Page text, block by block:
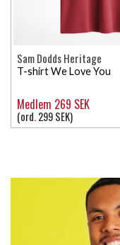
Sam Dodds Heritage
T-shirt We Love You
Medlem 269 SEK
(ord. 299 SEK)